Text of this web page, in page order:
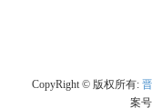
CopyRight © 版权所有:
案